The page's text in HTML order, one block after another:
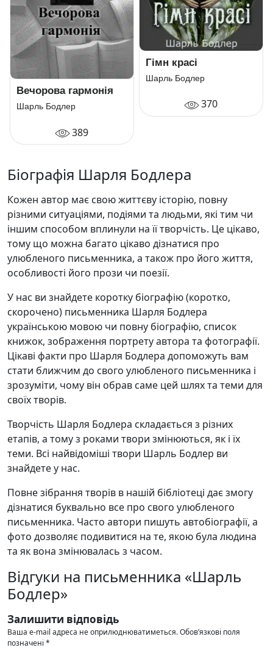
Вечорова гармонія
Шарль Бодлер
389
Гімн красі
Шарль Бодлер
370
Біографія Шарля Бодлера
Кожен автор має свою життєву історію, повну
різними ситуаціями, подіями та людьми, які тим чи
іншим способом вплинули на її творчість. Це цікаво,
тому що можна багато цікаво дізнатися про
улюбленого письменника, а також про його життя,
особливості його прози чи поезії.
У нас ви знайдете коротку біографію (коротко,
скорочено) письменника Шарля Бодлера
українською мовою чи повну біографію, список
книжок, зображення портрету автора та фотографії.
Цікаві факти про Шарля Бодлера допоможуть вам
стати ближчим до свого улюбленого письменника і
зрозуміти, чому він обрав саме цей шлях та теми для
своїх творів.
Творчість Шарля Бодлера складається з різних
етапів, а тому з роками твори змінюються, як і їх
теми. Всі найвідоміші твори Шарль Бодлер ви
знайдете у нас.
Повне зібрання творів в нашій бібліотеці дає змогу
дізнатися буквально все про свого улюбленого
письменника. Часто автори пишуть автобіографії, а
фото дозволяє подивитися на те, якою була людина
та як вона змінювалась з часом.
Відгуки на письменника «Шарль
Бодлер»
Залишити відповідь
Ваша e-mail адреса не оприлюднюватиметься.Обов’язкові поля
позначені *